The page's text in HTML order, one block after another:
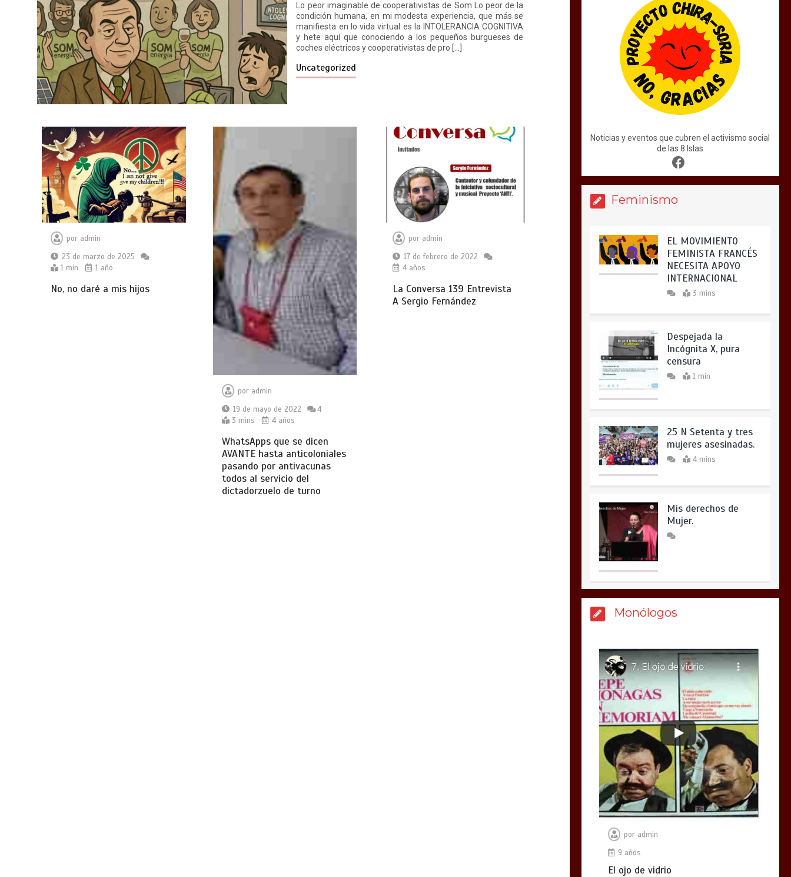
Lo peor imaginable de cooperativistas de Som Lo peor de la
condición humana, en mi modesta experiencia, que más se
manifiesta en lo vida virtual es la INTOLERANCIA COGNITIVA
y hete aquí que conociendo a los pequeños burgueses de
coches eléctricos y cooperativistas de pro […]
Uncategorized
por admin
23 de marzo de 2025
1 min
1 año
No, no daré a mis hijos
por admin
19 de mayo de 2022
4
3 mins
4 años
WhatsApps que se dicen
AVANTE hasta anticoloniales
pasando por antivacunas
todos al servicio del
dictadorzuelo de turno
por admin
17 de febrero de 2022
4 años
La Conversa 139 Entrevista
A Sergio Fernández
Noticias y eventos que cubren el activismo social
de las 8 Islas
Feminismo
EL MOVIMIENTO
FEMINISTA FRANCÉS
NECESITA APOYO
INTERNACIONAL
3 mins
Despejada la
Incógnita X, pura
censura
1 min
25 N Setenta y tres
mujeres asesinadas.
4 mins
Mis derechos de
Mujer.
Monólogos
por admin
9 años
El ojo de vidrio